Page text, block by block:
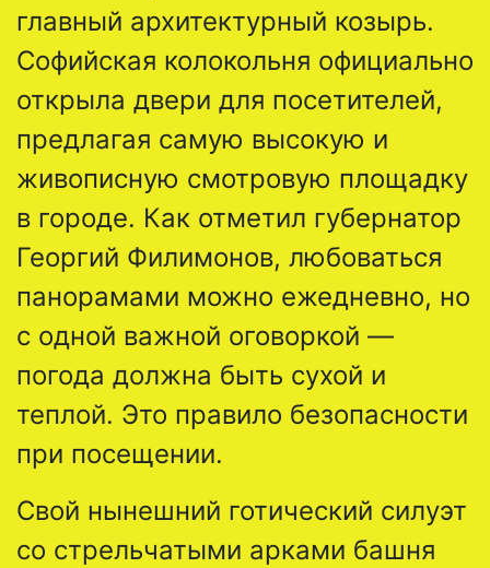
главный архитектурный козырь.
Софийская колокольня официально
открыла двери для посетителей,
предлагая самую высокую и
живописную смотровую площадку
в городе. Как отметил губернатор
Георгий Филимонов, любоваться
панорамами можно ежедневно, но
с одной важной оговоркой —
погода должна быть сухой и
теплой. Это правило безопасности
при посещении.
Свой нынешний готический силуэт
со стрельчатыми арками башня